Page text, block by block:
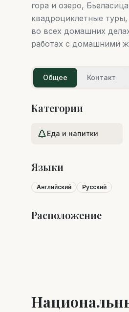
гора и озеро,
квадроциклетные
во всех домашних
работах с домашними
Общее Контакт
Категории
Еда и напитки
Языки
Английский Русский
Расположение